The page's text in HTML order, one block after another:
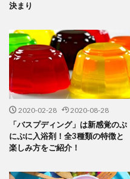
決まり
2020-02-28 2020-08-28
「バスプディング」は新感覚のぷ
にぷに入浴剤！全3種類の特徴と
楽しみ方をご紹介！